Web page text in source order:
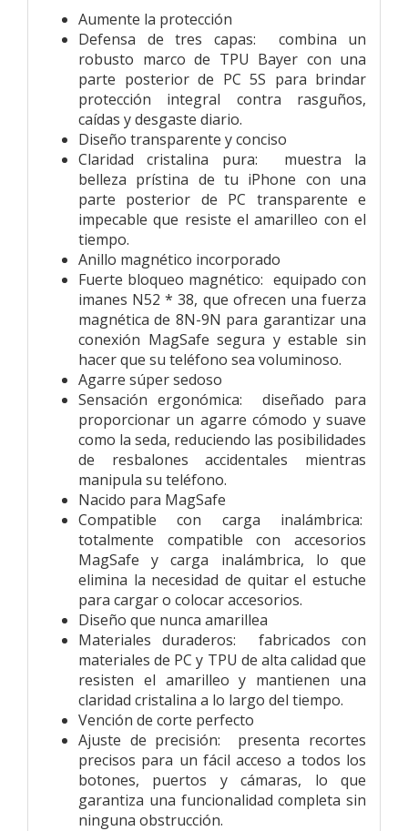
Aumente la protección
Defensa de tres capas: combina un
robusto marco de TPU Bayer con una
parte posterior de PC 5S para brindar
protección integral contra rasguños,
caídas y desgaste diario.
Diseño transparente y conciso
Claridad cristalina pura: muestra la
belleza prístina de tu iPhone con una
parte posterior de PC transparente e
impecable que resiste el amarilleo con el
tiempo.
Anillo magnético incorporado
Fuerte bloqueo magnético: equipado con
imanes N52 * 38, que ofrecen una fuerza
magnética de 8N-9N para garantizar una
conexión MagSafe segura y estable sin
hacer que su teléfono sea voluminoso.
Agarre súper sedoso
Sensación ergonómica: diseñado para
proporcionar un agarre cómodo y suave
como la seda, reduciendo las posibilidades
de resbalones accidentales mientras
manipula su teléfono.
Nacido para MagSafe
Compatible con carga inalámbrica:
totalmente compatible con accesorios
MagSafe y carga inalámbrica, lo que
elimina la necesidad de quitar el estuche
para cargar o colocar accesorios.
Diseño que nunca amarillea
Materiales duraderos: fabricados con
materiales de PC y TPU de alta calidad que
resisten el amarilleo y mantienen una
claridad cristalina a lo largo del tiempo.
Vención de corte perfecto
Ajuste de precisión: presenta recortes
precisos para un fácil acceso a todos los
botones, puertos y cámaras, lo que
garantiza una funcionalidad completa sin
ninguna obstrucción.